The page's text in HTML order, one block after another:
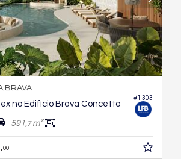
#1.303
BRAVA
no Edifício Brava Concetto
591,7m²
00